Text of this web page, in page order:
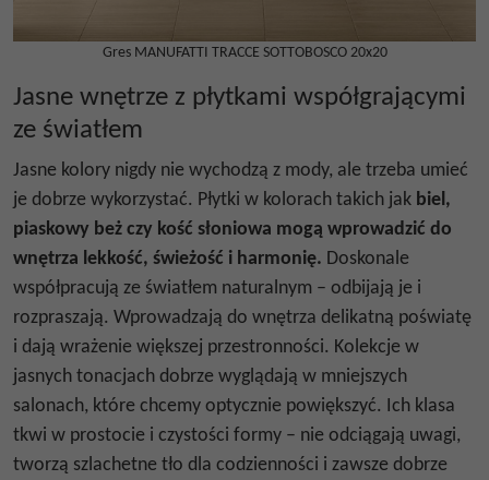
Gres MANUFATTI TRACCE SOTTOBOSCO 20x20
Jasne wnętrze z płytkami współgrającymi
ze światłem
Jasne kolory nigdy nie wychodzą z mody, ale trzeba umieć
je dobrze wykorzystać. Płytki w kolorach takich jak biel ,
piaskowy beż czy kość słoniowa mogą wprowadzić do
wnętrza lekkość, świeżość i harmonię. Doskonale
współpracują ze światłem naturalnym – odbijają je i
rozpraszają. Wprowadzają do wnętrza delikatną poświatę
i dają wrażenie większej przestronności. Kolekcje w
jasnych tonacjach dobrze wyglądają w mniejszych
salonach, które chcemy optycznie powiększyć. Ich klasa
tkwi w prostocie i czystości formy – nie odciągają uwagi,
tworzą szlachetne tło dla codzienności i zawsze dobrze